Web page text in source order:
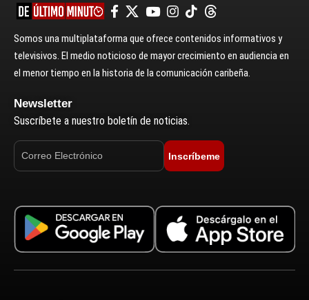
Somos una multiplataforma que ofrece contenidos informativos y
televisivos. El medio noticioso de mayor crecimiento en audiencia en
el menor tiempo en la historia de la comunicación caribeña.
Newsletter
Suscríbete a nuestro boletín de noticias.
Inscríbeme